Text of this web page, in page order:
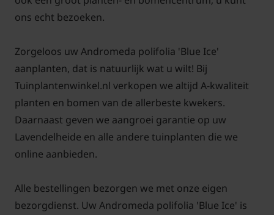
Ja, dat kan zeker maar ook een combinatie met
'Blue Ice' groeit een beetje uit als een
bodembedekker en staat graag in een grond die wat
zuur is.
In welke grond moet Andromeda
polifolia 'Blue Ice' staan?
Andromeda polifolia 'Blue Ice' staat graag in
aanplanten kunt u het beste nog wat aanplantgrond
of tuinturf aan het plantgat toevoegen.
ons echt bezoeken.
Zorgeloos uw Andromeda polifolia 'Blue Ice'
aanplanten, dat is natuurlijk wat u wilt! Bij
Tuinplantenwinkel.nl verkopen we altijd A-kwaliteit
planten en bomen van de allerbeste kwekers.
Daarnaast geven we aangroei garantie op uw
Lavendelheide en alle andere tuinplanten die we
online aanbieden.
Alle bestellingen bezorgen we met onze eigen
bezorgdienst. Uw Andromeda polifolia 'Blue Ice' is